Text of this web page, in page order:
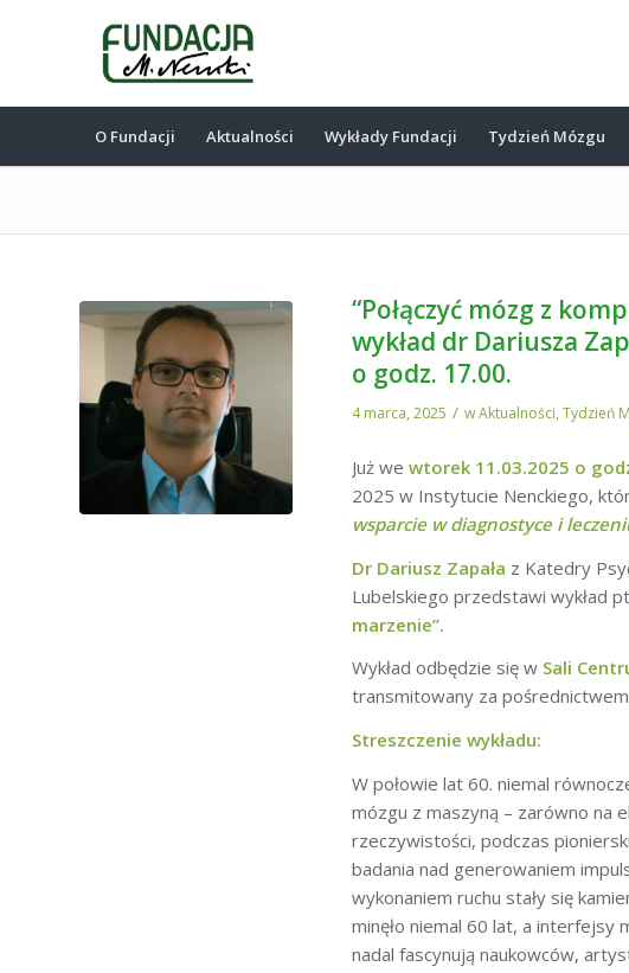
O Fundacji Aktualności Wykłady Fundacji Tydzień Mózgu
“Połączyć mózg z
wykład dr Dariusza
o godz. 17.00.
4 marca, 2025 / wAktualności,Tydzień
Już we wtorek 11.03.2025 o
2025 w Instytucie Nenckiego,
wsparcie w diagnostyce i
Dr Dariusz Zapała z Katedry
Lubelskiego przedstawi wykład pt
marzenie”.
Wykład odbędzie się w Sali
transmitowany za
Streszczenie wykładu:
W połowie lat 60. niemal
mózgu z maszyną – zarówno na
rzeczywistości, podczas
badania nad generowaniem
wykonaniem ruchu stały się
minęło niemal 60 lat, a
nadal fascynują naukowców,